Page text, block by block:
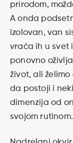
prirodom,
A onda
izolovan, van
vraća ih u svet
ponovno
život, ali
da postoji i
dimenzija od
svojom